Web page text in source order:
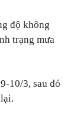
độ không
trạng mưa
10/3, sau đó